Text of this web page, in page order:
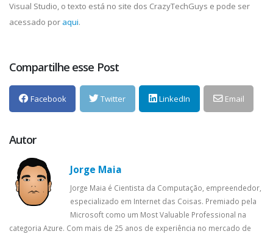
Visual Studio, o texto está no site dos CrazyTechGuys e pode ser
acessado por aqui.
Compartilhe esse Post
Facebook Twitter LinkedIn Email
Autor
Jorge Maia
Jorge Maia é Cientista da Computação, empreendedor,
especializado em Internet das Coisas. Premiado pela
Microsoft como um Most Valuable Professional na
categoria Azure. Com mais de 25 anos de experiência no mercado de